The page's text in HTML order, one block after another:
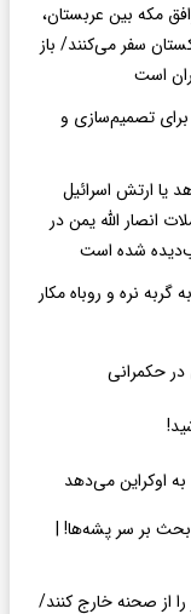
مکه بین عربستان،
سفر می‌کنند/ باز
است
تصمیم‌سازی و
یا ارتش اسرائیل
انصار الله یمن در
شده است
گربه نره و روباه مکار
اوکراین می‌دهد
بر سر پشه‌ها! |
از صحنه خارج کنند/